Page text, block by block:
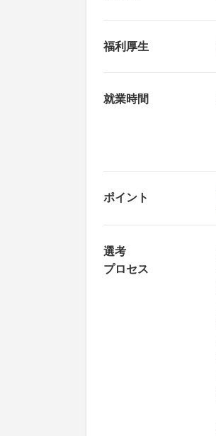
福利厚生
就業時間
ポイント
選考
プロセス